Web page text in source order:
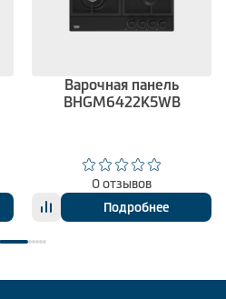
Варочная панель
BHGM6422K5WB
0 отзывов
Подробнее